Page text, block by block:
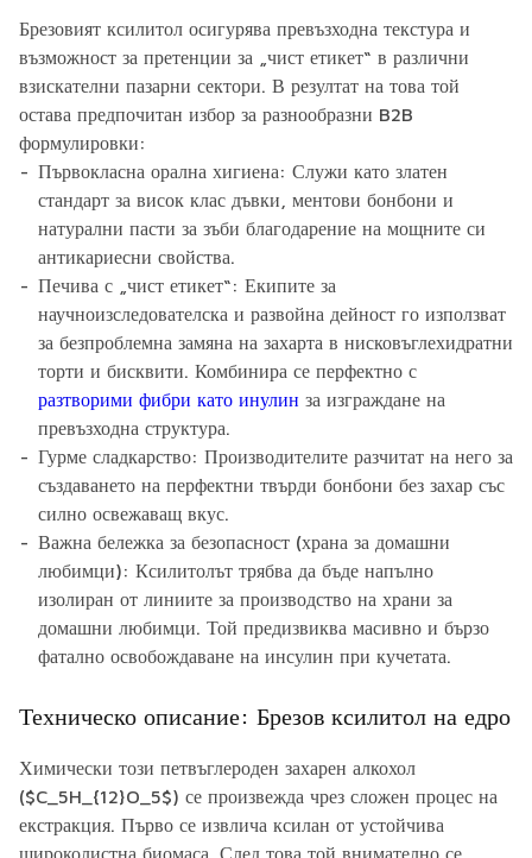
Брезовият ксилитол осигурява превъзходна текстура и
възможност за претенции за „чист етикет“ в различни
взискателни пазарни сектори. В резултат на това той
остава предпочитан избор за разнообразни B2B
формулировки:
Първокласна орална хигиена: Служи като златен
стандарт за висок клас дъвки, ментови бонбони и
натурални пасти за зъби благодарение на мощните си
антикариесни свойства.
Печива с „чист етикет“: Екипите за
научноизследователска и развойна дейност го използват
за безпроблемна замяна на захарта в нисковъглехидратни
торти и бисквити. Комбинира се перфектно с
разтворими фибри като инулин за изграждане на
превъзходна структура.
Гурме сладкарство: Производителите разчитат на него за
създаването на перфектни твърди бонбони без захар със
силно освежаващ вкус.
Важна бележка за безопасност (храна за домашни
любимци): Ксилитолът трябва да бъде напълно
изолиран от линиите за производство на храни за
домашни любимци. Той предизвиква масивно и бързо
фатално освобождаване на инсулин при кучетата.
Техническо описание: Брезов ксилитол на едро
Химически този петвъглероден захарен алкохол
($C_5H_{12}O_5$) се произвежда чрез сложен процес на
екстракция. Първо се извлича ксилан от устойчива
широколистна биомаса. След това той внимателно се